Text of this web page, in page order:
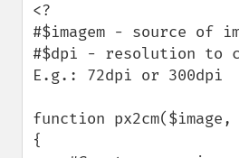
<?
#$imagem - source of
#$dpi - resolution to
E.g.: 72dpi or 300dpi
function
{